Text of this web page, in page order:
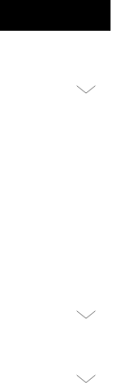
para el